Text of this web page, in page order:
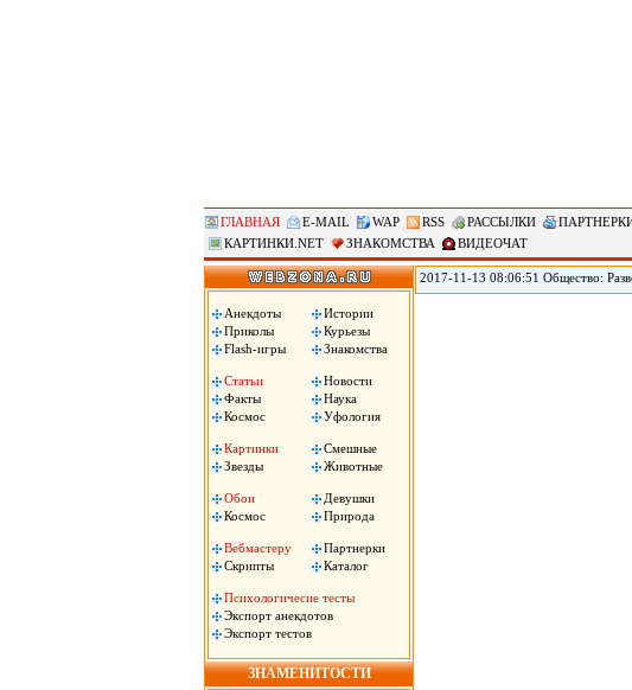
ГЛАВНАЯ E-MAIL WAP RSS РАССЫЛКИ
КАРТИНКИ.NET
ЗНАКОМСТВА ВИДЕОЧАТ
Анекдоты
Истории
Приколы
Курьезы
Flash-игры
Знакомства
Статьи
Новости
Факты
Наука
Космос
Уфология
Картинки
Смешные
Звезды
Животные
Обои
Девушки
Космос
Природа
Вебмастеру
Партнерки
Скрипты
Каталог
Психологичесие тесты
Экспорт анекдотов
Экспорт тестов
ЗНАМЕНИТОСТИ
2017-11-13 08:06:51 Общество:
мировое лидерство по такому
демографических вызовов и, как
необходимо определиться с